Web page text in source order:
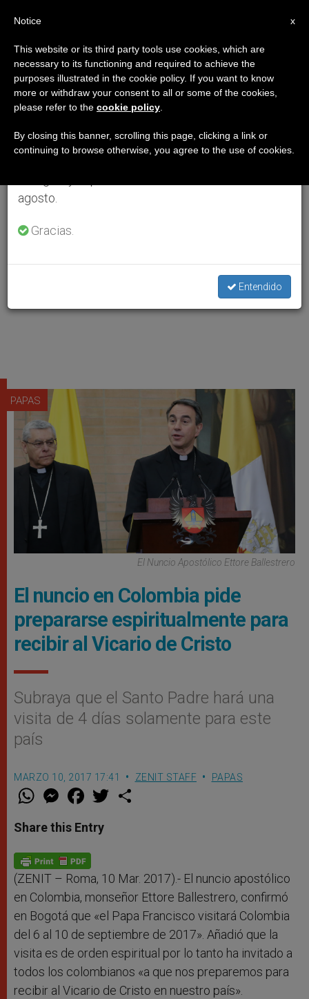
PAPAS
El Nuncio Apostólico Ettore Ballestrero
El nuncio en Colombia pide
prepararse espiritualmente para
recibir al Vicario de Cristo
Subraya que el Santo Padre hará una
visita de 4 días solamente para este
país
MARZO 10, 2017 17:41 ZENIT STAFF PAPAS
W
t
s
p
p
M
e
s
e
g
e
F
a
e
b
o
k
w
Share this Entry
(ZENIT – Roma, 10 Mar. 2017).- El nuncio apostólico
en Colombia, monseñor Ettore Ballestrero, confirmó
en Bogotá que «el Papa Francisco visitará Colombia
del 6 al 10 de septiembre de 2017». Añadió que la
visita es de orden espiritual por lo tanto ha invitado a
todos los colombianos «a que nos preparemos para
recibir al Vicario de Cristo en nuestro país».
×
Aviso importante
Del 27 de julio al 7 de agosto haremos la pausa
anual, aprovechando que en el periodo de verano
se generan menos informaciones y también el
agosto.
Gracias.
Entendido
x
Notice
This website or its third party tools use cookies, which are
necessary to its functioning and required to achieve the
purposes illustrated in the cookie policy. If you want to know
more or withdraw your consent to all or some of the cookies,
please refer to the cookie policy
By closing this banner, scrolling this page, clicking a link or
continuing to browse otherwise, you agree to the use of cookies.